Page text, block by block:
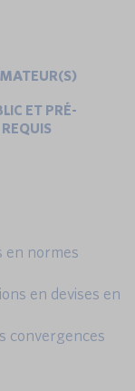
ET PRÉ-
REQUIS
en normes
en devises en
convergences